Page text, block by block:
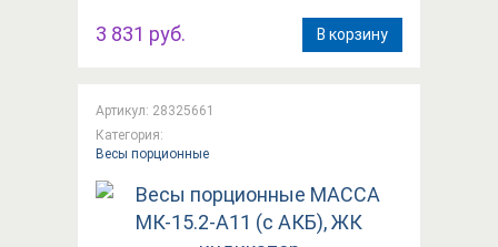
3 831 руб. В корзину
Артикул: 28325661
Категория:
Весы порционные